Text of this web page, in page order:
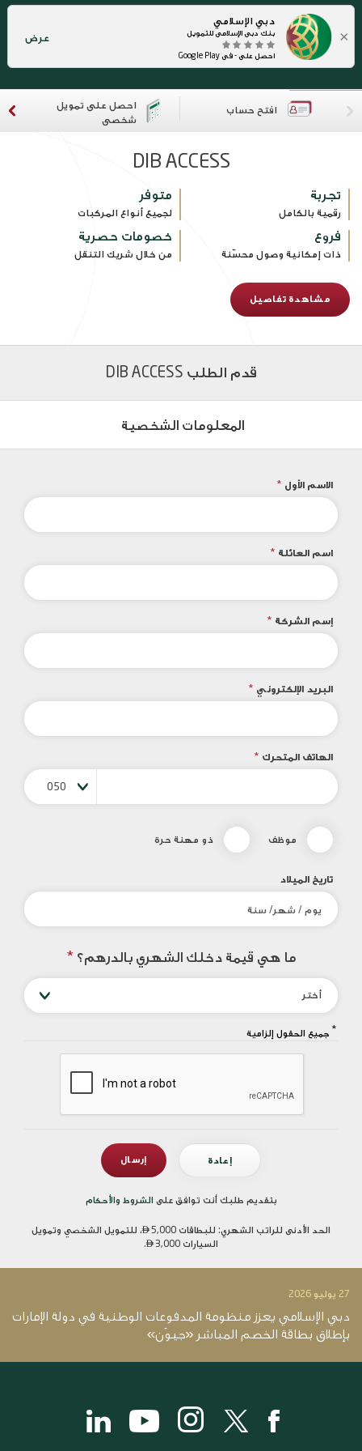
×
دبي الإسلامي
بنك دبي الإسلامي للتمويل
احصل على - في Google Play
عرض
افتح حساب
احصل على تمويل
شخصي
DIB ACCESS
تجربة
رقمية بالكامل
متوفر
لجميع أنواع المركبات
فروع
ذات إمكانية وصول محسّنة
خصومات حصرية
من خلال شريك التنقل
مشاهدة تفاصيل
قدم الطلب DIB ACCESS
المعلومات الشخصية
الاسم الأول *
اسم العائلة *
إسم الشركة *
البريد الإلكتروني *
الهاتف المتحرك *
050
موظف ذو مهنة حرة
تاريخ الميلاد
ما هي قيمة دخلك الشهري بالدرهم؟ *
أختر
* جميع الحقول إلزامية
بتقديم طلبك أنت توافق على الشروط والأحكام
الحد الأدنى للراتب الشهري: للبطاقات 5,000، للتمويل الشخصي وتمويل
السيارات
3,000.
27 يوليو 2026
دبي الإسلامي يعزز منظومة المدفوعات الوطنية في دولة الإمارات
بإطلاق بطاقة الخصم المباشر «جيوَن»